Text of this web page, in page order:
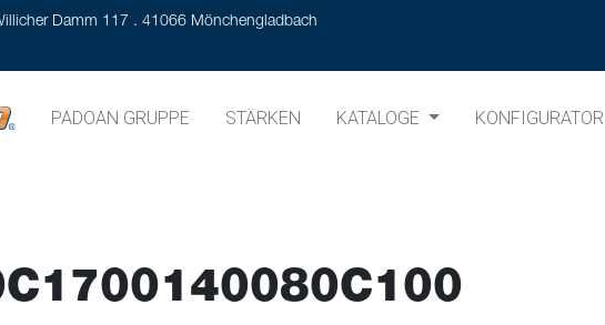
Damm 117 . 41066 Mönchengladbach
PADOAN GRUPPE STÄRKEN KATALOGE KONFIGURATOR